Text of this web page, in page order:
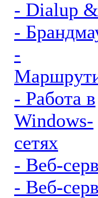
- Dialup
-
-
- Работа в
Windows-
сетях
- Веб-
- Веб-